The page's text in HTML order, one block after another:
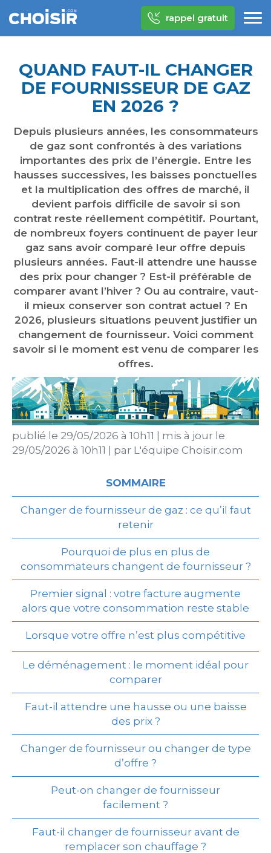
rappel gratuit
QUAND FAUT-IL CHANGER
DE FOURNISSEUR DE GAZ
EN 2026 ?
Depuis plusieurs années, les consommateurs
de gaz sont confrontés à des variations
importantes des prix de l’énergie. Entre les
hausses successives, les baisses ponctuelles
et la multiplication des offres de marché, il
devient parfois difficile de savoir si son
contrat reste réellement compétitif. Pourtant,
de nombreux foyers continuent de payer leur
gaz sans avoir comparé leur offre depuis
plusieurs années. Faut-il attendre une hausse
des prix pour changer ? Est-il préférable de
comparer avant l’hiver ? Ou au contraire, vaut-
il mieux conserver son contrat actuel ? En
2026, plusieurs situations peuvent justifier un
changement de fournisseur. Voici comment
savoir si le moment est venu de comparer les
offres.
publié le 29/05/2026 à 10h11
mis à jour le
29/05/2026 à 10h11
par L'équipe Choisir.com
SOMMAIRE
Changer de fournisseur de gaz : ce qu’il faut
retenir
Pourquoi de plus en plus de
consommateurs changent de fournisseur ?
Premier signal : votre facture augmente
alors que votre consommation reste stable
Lorsque votre offre n’est plus compétitive
Le déménagement : le moment idéal pour
comparer
Faut-il attendre une hausse ou une baisse
des prix ?
Changer de fournisseur ou changer de type
d’offre ?
Peut-on changer de fournisseur
facilement ?
Faut-il changer de fournisseur avant de
remplacer son chauffage ?